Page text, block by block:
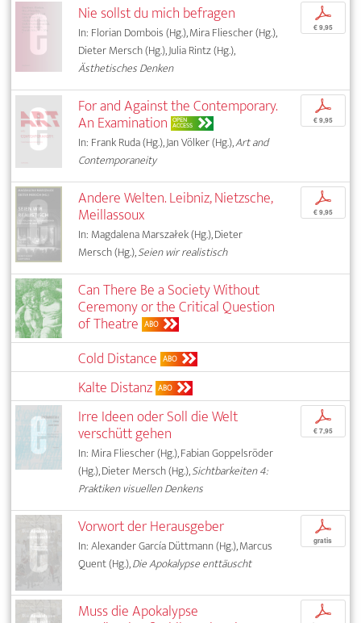
Nie sollst du mich befragen
In: Florian Dombois (Hg.), Mira Fliescher (Hg.),
Dieter Mersch (Hg.), Julia Rintz (Hg.),
Ästhetisches Denken
p
€ 9,95
For and Against the Contemporary.
An Examination OPEN
ACCESS
In: Frank Ruda (Hg.), Jan Völker (Hg.),Art and
Contemporaneity
p
€ 9,95
Andere Welten. Leibniz, Nietzsche,
Meillassoux
In: Magdalena Marszałek (Hg.), Dieter
Mersch (Hg.),Seien wir realistisch
p
€ 9,95
Can There Be a Society Without
Ceremony or the Critical Question
of Theatre ABO
Cold Distance ABO
Kalte Distanz ABO
Irre Ideen oder Soll die Welt
verschütt gehen
In: Mira Fliescher (Hg.), Fabian Goppelsröder
(Hg.), Dieter Mersch (Hg.),Sichtbarkeiten 4:
Praktiken visuellen Denkens
p
€ 7,95
Vorwort der Herausgeber
In: Alexander García Düttmann (Hg.), Marcus
Quent (Hg.),Die Apokalypse enttäuscht
p
gratis
Muss die Apokalypse p